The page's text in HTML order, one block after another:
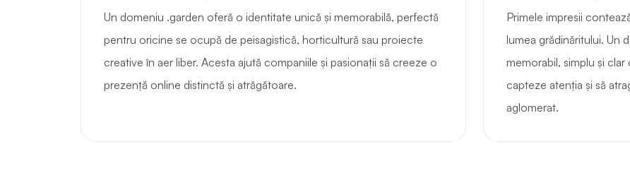
Un domeniu .garden oferă o identitate unică și memorabilă, perfectă
pentru oricine se ocupă de peisagistică, horticultură sau proiecte
creative în aer liber. Acesta ajută companiile și pasionații să creeze o
prezență online distinctă și atrăgătoare.
Primele impresii
lumea grădinăritului. Un
memorabil, simplu și
capteze atenția și să
aglomerat.